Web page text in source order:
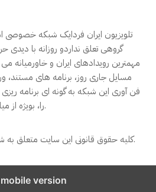
تلویزیون ایران فردایک شبکه
گروهی تعلق نداردو روزانه با دیدی
مسایل جاری روز، برنامه های مستند،
فن آوری این شبکه به گونه ای برنامه
را، بویژه از میان جوانان، به خود جذب کنند.
کلیه حقوق قانونی این سایت متعلق به شبکه تلویزیون ایران فردا است.
version